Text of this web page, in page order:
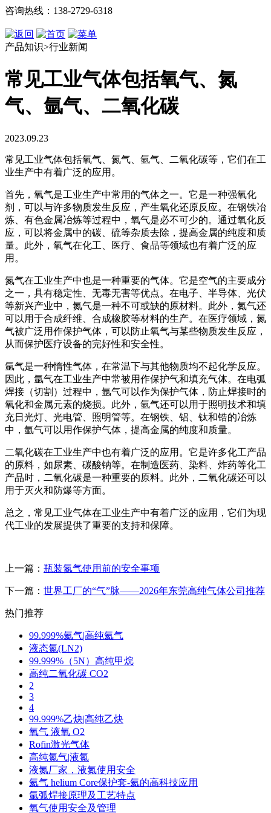
咨询热线：138-2729-6318
产品知识>行业新闻
常见工业气体包括氧气、氮
气、氩气、二氧化碳
2023.09.23
常见工业气体包括氧气、氮气、氩气、二氧化碳等，它们在工
业生产中有着广泛的应用。
首先，氧气是工业生产中常用的气体之一。它是一种强氧化
剂，可以与许多物质发生反应，产生氧化还原反应。在钢铁冶
炼、有色金属冶炼等过程中，氧气是必不可少的。通过氧化反
应，可以将金属中的碳、硫等杂质去除，提高金属的纯度和质
量。此外，氧气在化工、医疗、食品等领域也有着广泛的应
用。
氮气在工业生产中也是一种重要的气体。它是空气的主要成分
之一，具有稳定性、无毒无害等优点。在电子、半导体、光伏
等新兴产业中，氮气是一种不可或缺的原材料。此外，氮气还
可以用于合成纤维、合成橡胶等材料的生产。在医疗领域，氮
气被广泛用作保护气体，可以防止氧气与某些物质发生反应，
从而保护医疗设备的完好性和安全性。
氩气是一种惰性气体，在常温下与其他物质均不起化学反应。
因此，氩气在工业生产中常被用作保护气和填充气体。在电弧
焊接（切割）过程中，氩气可以作为保护气体，防止焊接时的
氧化和金属元素的烧损。此外，氩气还可以用于照明技术和填
充日光灯、光电管、照明管等。在钢铁、铝、钛和锆的冶炼
中，氩气可以用作保护气体，提高金属的纯度和质量。
二氧化碳在工业生产中也有着广泛的应用。它是许多化工产品
的原料，如尿素、碳酸钠等。在制造医药、染料、炸药等化工
产品时，二氧化碳是一种重要的原料。此外，二氧化碳还可以
用于灭火和防爆等方面。
总之，常见工业气体在工业生产中有着广泛的应用，它们为现
代工业的发展提供了重要的支持和保障。
上一篇： 瓶装氮气使用前的安全事项
下一篇： 世界工厂的“气”脉——2026年东莞高纯气体公司推荐
热门推荐
99.999%氦气|高纯氦气
液态氮(LN2)
99.999%（5N）高纯甲烷
高纯二氧化碳 CO2
2
3
4
99.999%乙炔|高纯乙炔
氧气 液氧 O2
Rofin激光气体
高纯氮气|液氮
液氮厂家，液氮使用安全
氦气 helium Core保护套-氦的高科技应用
氩弧焊接原理及工艺特点
氧气使用安全及管理